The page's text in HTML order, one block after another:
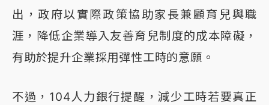
出，政府以實際政策協助家長兼顧育兒與職
涯，降低企業導入友善育兒制度的成本障礙，
有助於提升企業採用彈性工時的意願。
不過，104人力銀行提醒，減少工時若要真正